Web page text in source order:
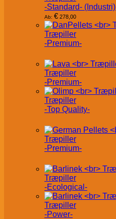
-Standard- (Industri)
Ab: € 278,00
Træpiller
-Premium-
Træpiller
-Premium-
Træpiller
-Top Quality-
Træpiller
-Premium-
Træpiller
-Ecological-
Træpiller
-Power-